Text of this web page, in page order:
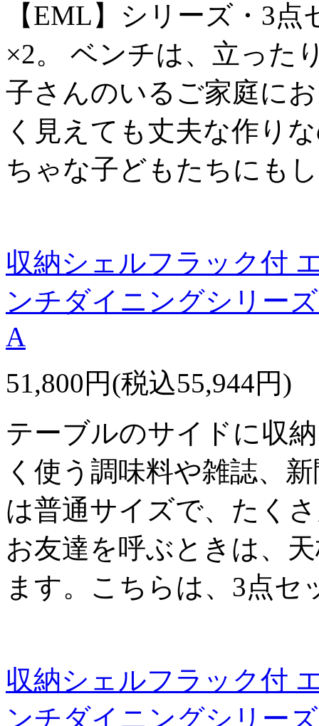
【EML】シリーズ・3
×2。 ベンチは、立った
子さんのいるご家庭に
く見えても丈夫な作り
ちゃな子どもたちにも
収納シェルフラック付
ンチダイニングシリー
A
51,800円(税込55,944円)
テーブルのサイドに収
く使う調味料や雑誌、
は普通サイズで、たく
お友達を呼ぶときは、
ます。こちらは、3点セ
収納シェルフラック付
ンチダイニングシリー